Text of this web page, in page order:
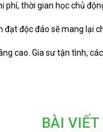
phí, thời gian học chủ
độc đáo sẽ mang lại
cao. Gia sư tận tình,
BÀI VIẾT